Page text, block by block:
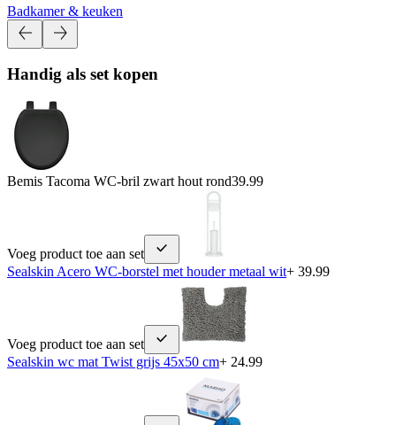
Badkamer & keuken
Handig als set kopen
Bemis Tacoma WC-bril zwart hout rond39.99
Voeg product toe aan set
Sealskin Acero WC-borstel met houder metaal wit+ 39.99
Voeg product toe aan set
Sealskin wc mat Twist grijs 45x50 cm+ 24.99